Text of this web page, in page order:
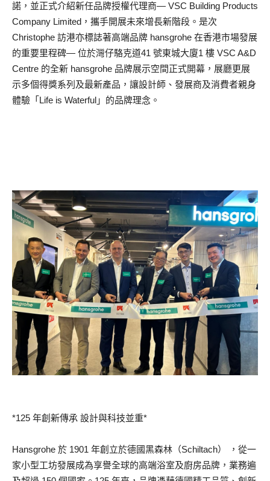
諾，並正式介紹新任品牌授權代理商— VSC Building Products
Company Limited，攜手開展未來增長新階段。是次
Christophe 訪港亦標誌著高端品牌 hansgrohe 在香港市場發展
的重要里程碑— 位於灣仔駱克道41 號東城大廈1 樓 VSC A&D
Centre 的全新 hansgrohe 品牌展示空間正式開幕，展廳更展
示多個得獎系列及最新產品，讓設計師、發展商及消費者親身
體驗「Life is Waterful」的品牌理念。
*125 年創新傳承 設計與科技並重*
Hansgrohe 於 1901 年創立於德國黑森林（Schiltach） ，從一
家小型工坊發展成為享譽全球的高端浴室及廚房品牌，業務遍